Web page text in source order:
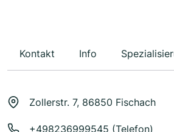
Kontakt Info
Zollerstr. 7, 86850 Fischach
+498236999545 (Telefon)